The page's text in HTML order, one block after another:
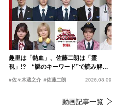
趣里は「熱血」、佐藤二朗は「霊
視」!? “謎のキーワード”で読み解く
『踊る大捜査線 N.E.W.』新メンバー
#佐々木蔵之介 #佐藤二朗 2026.08.09
動画記事一覧